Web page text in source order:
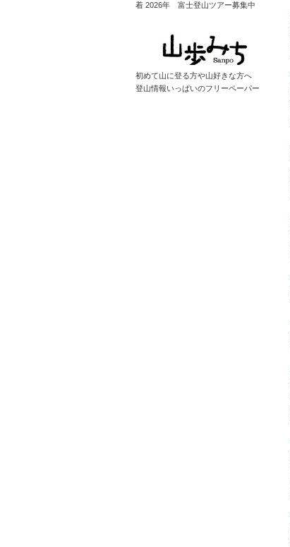
着 2026年 富士登山ツアー募集中
初めて山に登る方や山好きな方へ
登山情報いっぱいのフリーペーパー